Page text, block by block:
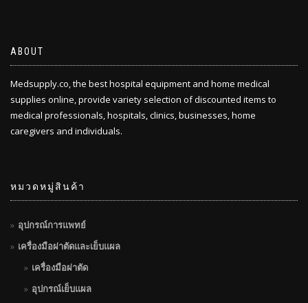
ABOUT
Medsupply.co, the best hospital equipment and home medical
supplies online, provide variety selection of discounted items to
medical professionals, hospitals, clinics, businesses, home
caregivers and individuals.
หมวดหมู่สินค้า
อุปกรณ์การแพทย์
เครื่องมือผ่าตัดและเย็บแผล
เครื่องมือผ่าตัด
อุปกรณ์เย็บแผล